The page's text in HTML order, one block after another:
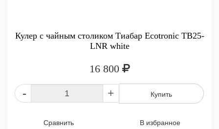
Кулер с чайным столиком Тиабар Ecotronic TB25-
LNR white
16 800
- + Купить
Сравнить В избранное